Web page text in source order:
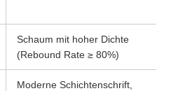
Schaum mit hoher Dichte
(Rebound Rate ≥ 80%)
Moderne Schichtenschrift,